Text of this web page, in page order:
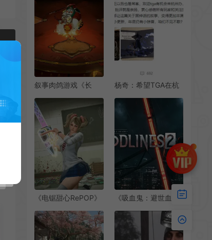
叙事肉鸽游戏《长
页面上线
杨奇：希望TGA在杭
《电锯甜心RePOP》
《吸血鬼：避世血族
韩国通过评级